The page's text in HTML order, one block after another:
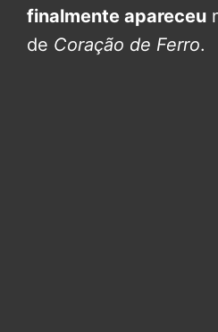
finalmente apareceu
de Coração de Ferro.